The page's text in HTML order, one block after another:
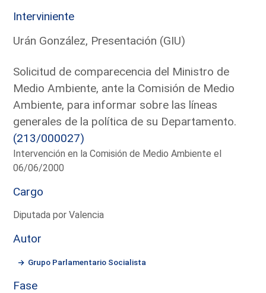
Interviniente
Urán González, Presentación (GIU)
Solicitud de comparecencia del Ministro de
Medio Ambiente, ante la Comisión de Medio
Ambiente, para informar sobre las líneas
generales de la política de su Departamento.
(213/000027)
Intervención en la Comisión de Medio Ambiente el
06/06/2000
Cargo
Diputada por Valencia
Autor
Grupo Parlamentario Socialista
Fase